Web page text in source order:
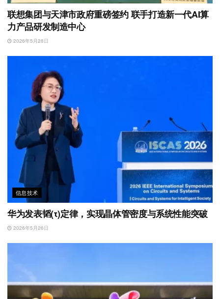
联想集团与天津市政府重磅签约 联手打造新一代AI算
力产品研发制造中心
2026年5月28日
信息技术
华为发表韬(τ)定律，实现晶体管密度与系统性能突破
2026年5月26日